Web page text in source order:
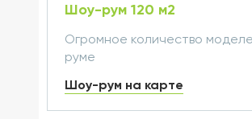
Шоу-рум 120 м2
Огромное количество
руме
Шоу-рум на карте